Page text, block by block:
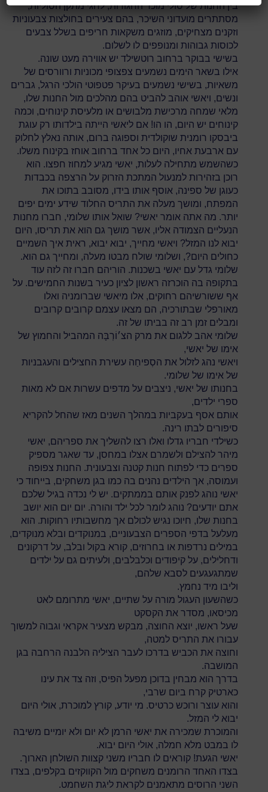
בין החנות של סולי מוכר החגורות, לחגי מתקן הסוליות,
מסתתרים מועדוני השיכר, בהם צעירים בחולצות צבעוניות
וזקנים מצחיקים, מוזגים משקאות חריפים בשלל צבעים
לכוסות גבוהות ומנופפים לו לשלום.
בשישי בבוקר ברחוב רוטשילד יש אווירה מעט שונה.
אילו בשאר הימים נשמעים צפצופי מכוניות ורוורסים של
משאיות, בשישי נשמעים בעיקר פטפוטי הולכי הרגל, גברים
ונשים, ויאשי אוהב להביט בהם מהלכים מול החנות שלו,
מלאי שמחה מרכישת מלבושים או מלעיסת קינוחים, וכמה
קינוחים יש היום, הו הו! אם ליאשי הייתה בילדותו רק עוגת
ביבסקו רומנית שוקולדית וספוגה ברום, אותה נאלץ לחלוק
עם ארבעת אחיו, היום כל אחד ברחוב אוחז בקינוח משלו.
כשהשמש מתחילה לעלות, יאשי מגיע למחוז חפצו. הוא
רוכן בזהירות למנעול המתכת הזרוק על הרצפה בכבדות
כעוגן של ספינה, אוסף אותו בידו, מסובב בתוכו את
המפתח, ומושך מעלה את התריס החלוד שידע ימים יפים
יותר. מה אתה אומר יאשי? שואל אותו שלומי, חברו מחנות
הנעליים הצמודה אליו, אשר מושך גם הוא את תריסו, היום
יבוא לנו המזל? ויאשי מחייך, יבוא יבוא, ראית איך השמיים
כחולים היום?, ושלומי שולח מבטו מעלה, ומחייך גם הוא.
שלומי גדל עם יאשי בשכנות. הוריהם חברו זה לזה עוד
בתקופה בה הוכרזה ראשון לציון כעיר בשנות החמישים. על
אף ששורשיהם רחוקים, אלו מיאשי שברומניה ואלו
מאורפלי שבתורכיה, הם מצאו עצמם קרובים קרובים
ומבלים זמן רב זה בביתו של זה.
שלומי אהב ללגום את מרק הצ׳וֹרְבָּה המהביל והחמוץ של
אימו של יאשי,
ויאשי נהג לזלול את הסְפיחַה עשירת החצילים והעגבניות
של אימו של שלומי.
בחנותו של יאשי, ניצבים על מדפים עשרות אם לא מאות
ספרי ילדים,
אותם אסף בעקביות במהלך השנים מאז שהחל להקריא
סיפורים לבתו רינה.
כשילדי חבריו גדלו ואלו רצו להשליך את ספריהם, יאשי
מיהר להצילם ולשמרם אצלו במחסן, עד שאגר מספיק
ספרים כדי לפתוח חנות קטנה וצבעונית. החנות צפופה
ועמוסה, אך הילדים נהנים בה כמו בגן משחקים, בייחוד כי
יאשי נוהג לפנק אותם בממתקים. יש לי נכדה בגיל שלכם
אתם יודעים? נוהג לומר לכל ילד והורה. יום יום הוא יושב
בחנות שלו, חיוכו נגיש לכולם אך מחשבותיו רחוקות. הוא
מעלעל בדפי הספרים הצבעוניים, במנוקדים ובלא מנוקדים,
במילים נרדפות או בחרוזים, קורא בקול ובלב, על דרקונים
ודחלילים, על קיפודים וכלבלבים, ולעיתים גם על ילדים
שמתגעגעים לסבא שלהם,
וליבו מיד נחמץ.
כשהשעון העגול מורה על שתיים, יאשי מתרומם לאט
מכיסאו, מסדר את הקסקט
שעל ראשו, יוצא החוצה, מבקש מצעיר אקראי וגבוה למשוך
עבורו את התריס למטה,
וחוצה את הכביש בדרכו לעבר הציליה הלבנה הרחבה בגן
המושבה.
בדרך הוא מבחין בדוכן מפעל הפיס, וזה צד את עינו
כארטיק קרח ביום שרבי,
והוא עוצר ורוכש כרטיס. מי יודע, קורץ למוכרת, אולי היום
יבוא לי המזל.
והמוכרת שמכירה את יאשי הרמן לא יום ולא יומיים משיבה
לו במבט מלא חמלה, אולי היום יבוא.
יאשי הגעת! קוראים לו חבריו משני קצוות השולחן הארוך.
בצדו האחד הרומנים משחקים מול הקווקזים בקלפים, בצדו
השני הרוסים מתאמנים לקראת ליגת השחמט.